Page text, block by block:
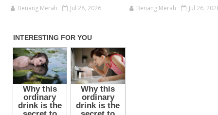
Benang Merah Jul 28, 2026 Benang Merah Jul 26,